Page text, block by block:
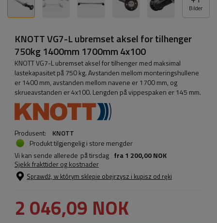
Bilder
KNOTT VG7-L ubremset aksel for tilhenger
750kg 1400mm 1700mm 4x100
KNOTT VG7-L ubremset aksel for tilhenger med maksimal
lastekapasitet på 750 kg. Avstanden mellom monteringshullene
er 1400 mm, avstanden mellom navene er 1700 mm, og
skrueavstanden er 4x100. Lengden på vippespaken er 145 mm.
Produsent:
KNOTT
Produkt tilgjengelig i store mengder
Vi kan sende allerede på tirsdag fra1 200,00 NOK
Sjekk frakttider og kostnader
Sprawdź, w którym sklepie obejrzysz i kupisz od ręki
2 046,09 NOK